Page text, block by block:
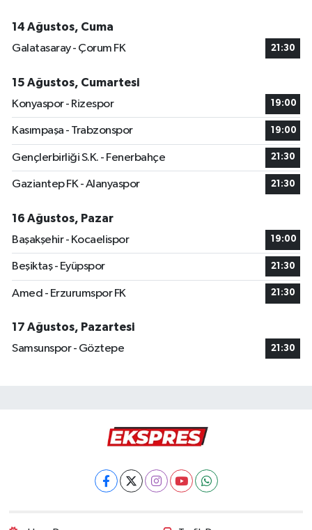
14 Ağustos, Cuma
Galatasaray - Çorum FK
21:30
15 Ağustos, Cumartesi
Konyaspor - Rizespor
19:00
Kasımpaşa - Trabzonspor 19:00
Gençlerbirliği S.K. - Fenerbahçe 21:30
Gaziantep FK - Alanyaspor 21:30
16 Ağustos, Pazar
Başakşehir - Kocaelispor
19:00
Beşiktaş - Eyüpspor 21:30
Amed - Erzurumspor FK 21:30
17 Ağustos, Pazartesi
Samsunspor - Göztepe
21:30